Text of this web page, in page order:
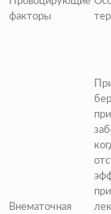
факторы
Внематочная